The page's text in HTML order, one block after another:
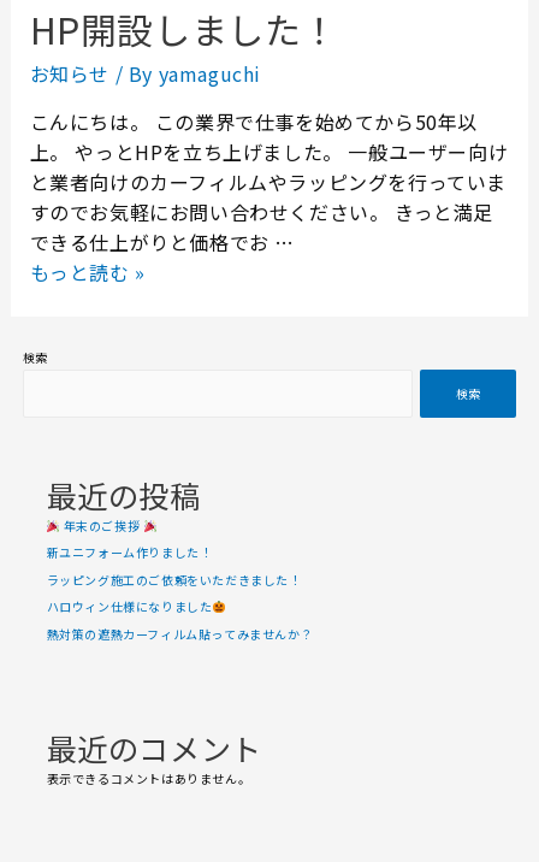
HP開設しました！
お知らせ / By yamaguchi
こんにちは。 この業界で仕事を始めてから50年以
上。 やっとHPを立ち上げました。 一般ユーザー向け
と業者向けのカーフィルムやラッピングを行っていま
すのでお気軽にお問い合わせください。 きっと満足
できる仕上がりと価格でお …
もっと読む »
検索
検索
最近の投稿
年末のご挨拶
新ユニフォーム作りました！
ラッピング施工のご依頼をいただきました！
ハロウィン仕様になりました
熱対策の遮熱カーフィルム貼ってみませんか？
最近のコメント
表示できるコメントはありません。